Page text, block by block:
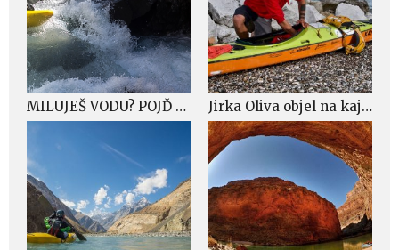
MILUJEŠ VODU? POJĎ S NÁMI NA FESTIVAL OBZORY 9. – 10. 11. Jirka Oliva objel na kajaku skoro celou Evropu